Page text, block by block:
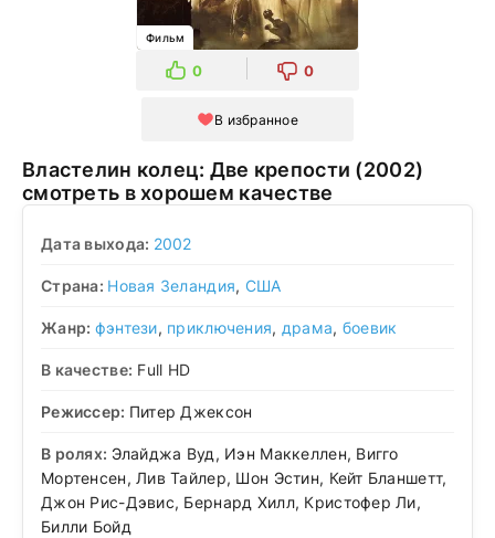
Фильм
0 0
В избранное
Властелин колец: Две крепости (2002)
смотреть в хорошем качестве
Дата выхода: 2002
Страна: Новая Зеландия, США
Жанр: фэнтези, приключения, драма, боевик
В качестве: Full HD
Режиссер: Питер Джексон
В ролях: Элайджа Вуд, Иэн Маккеллен, Вигго
Мортенсен, Лив Тайлер, Шон Эстин, Кейт Бланшетт,
Джон Рис-Дэвис, Бернард Хилл, Кристофер Ли,
Билли Бойд